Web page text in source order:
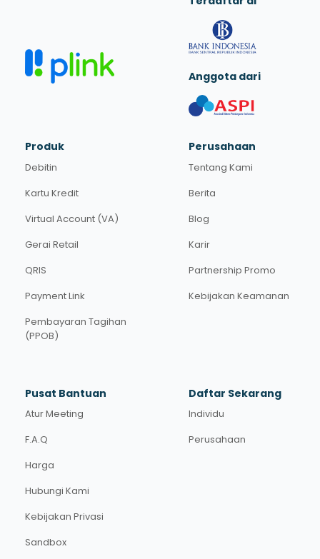
Anggota dari
Produk
Debitin
Kartu Kredit
Virtual Account (VA)
Gerai Retail
QRIS
Payment Link
Pembayaran Tagihan
(PPOB)
Perusahaan
Tentang Kami
Berita
Blog
Karir
Partnership Promo
Kebijakan Keamanan
Pusat Bantuan
Atur Meeting
F.A.Q
Harga
Hubungi Kami
Kebijakan Privasi
Sandbox
Daftar Sekarang
Individu
Perusahaan